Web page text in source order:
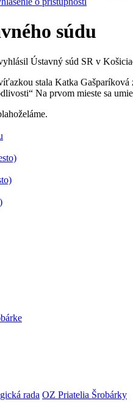
súdu
Ústavný súd SR v
stala Katka
Na prvom mieste sa
rada OZ Priatelia Šrobárky